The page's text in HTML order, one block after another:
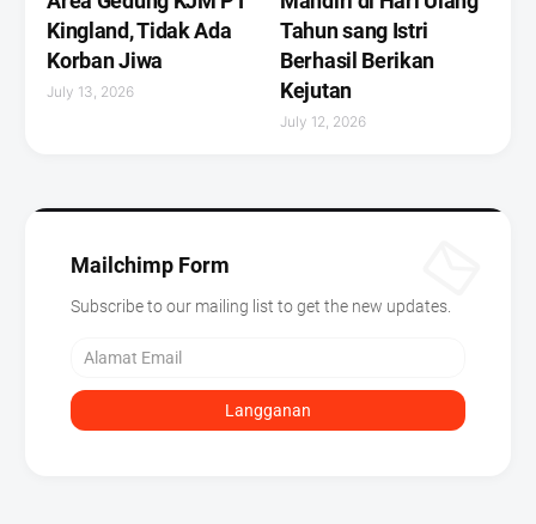
Kingland, Tidak Ada
Korban Jiwa
July 13, 2026
Tahun sang Istri
Berhasil Berikan
Kejutan ‎
July 12, 2026
Mailchimp Form
Subscribe to our mailing list to get the new updates.